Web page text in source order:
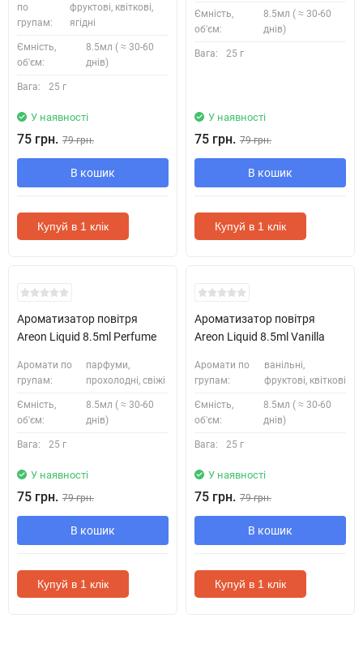
по
групам:
фруктові, квіткові,
ягідні
Ємність,
об'єм:
8.5мл ( ≈ 30-60
днів)
Вага: 25 г
У наявності
75 грн. 79 грн.
В кошик
Купуй в 1 клік
Ємність,
об'єм:
8.5мл ( ≈ 30-60
днів)
Вага: 25 г
У наявності
75 грн. 79 грн.
В кошик
Купуй в 1 клік
Ароматизатор повітря
Areon Liquid 8.5ml Perfume
Аромати по
групам:
парфуми,
прохолодні, свіжі
Ємність,
об'єм:
8.5мл ( ≈ 30-60
днів)
Вага: 25 г
У наявності
75 грн. 79 грн.
В кошик
Купуй в 1 клік
Ароматизатор повітря
Areon Liquid 8.5ml Vanilla
Аромати по
групам:
ванільні,
фруктові, квіткові
Ємність,
об'єм:
8.5мл ( ≈ 30-60
днів)
Вага: 25 г
У наявності
75 грн. 79 грн.
В кошик
Купуй в 1 клік